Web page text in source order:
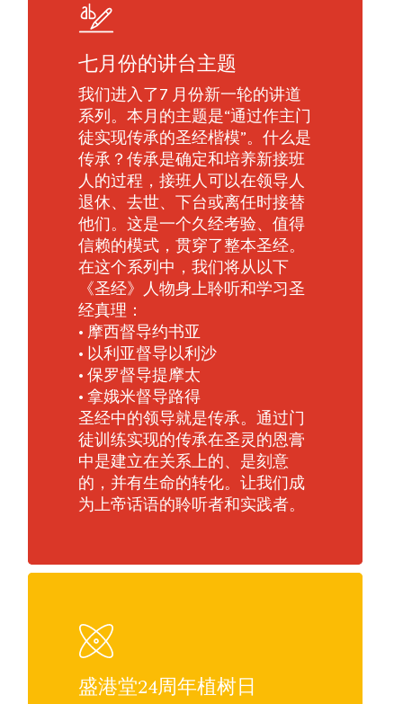
七月份的讲台主题
我们进入了7 月份新一轮的讲道
系列。本月的主题是“通过作主门
徒实现传承的圣经楷模”。什么是
传承？传承是确定和培养新接班
人的过程，接班人可以在领导人
退休、去世、下台或离任时接替
他们。这是一个久经考验、值得
信赖的模式，贯穿了整本圣经。
在这个系列中，我们将从以下
《圣经》人物身上聆听和学习圣
经真理：
• 摩西督导约书亚
• 以利亚督导以利沙
• 保罗督导提摩太
• 拿娥米督导路得
圣经中的领导就是传承。通过门
徒训练实现的传承在圣灵的恩膏
中是建立在关系上的、是刻意
的，并有生命的转化。让我们成
为上帝话语的聆听者和实践者。
盛港堂24周年植树日